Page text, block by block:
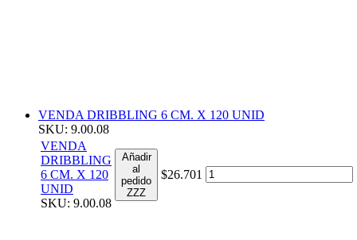
VENDA DRIBBLING 6 CM. X 120 UNID
SKU: 9.00.08
VENDA
DRIBBLING
6 CM. X 120
UNID
SKU: 9.00.08
Añadir
al
pedido
ZZZ
$26.701